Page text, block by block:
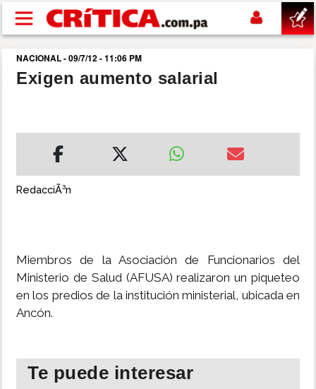
Pasar al contenido principal
buscar
DEPORTES
MUNDO
MULTIMEDIA
NACIONAL - 09/7/12 - 11:06 PM
Exigen aumento salarial
RedacciÃ³n
Miembros de la Asociación de Funcionarios del
Ministerio de Salud (AFUSA) realizaron un piqueteo
en los predios de la institución ministerial, ubicada en
Ancón.
Te puede interesar